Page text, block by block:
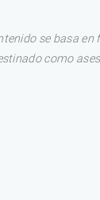
se basa
como